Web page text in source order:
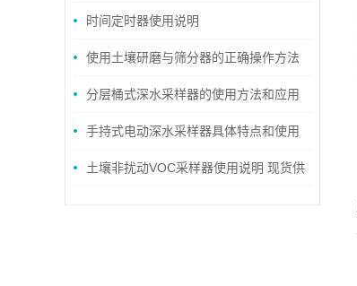
时间定时器使用说明
使用土壤研磨与筛分器的正确操作方法
分层桶式深水采样器的使用方法和应用
领域手持式电动深水采样器具体特点和使用
方法土壤非扰动VOC采样器使用说明 现货供